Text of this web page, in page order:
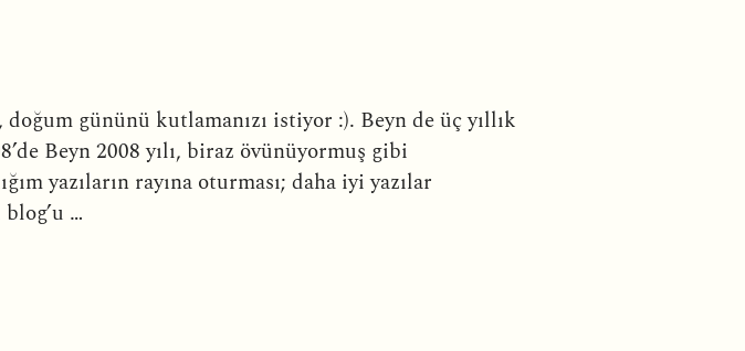
gününü kutlamanızı istiyor :). Beyn de üç yıllık
Beyn 2008 yılı, biraz övünüyormuş gibi
yazıların rayına oturması; daha iyi yazılar
…